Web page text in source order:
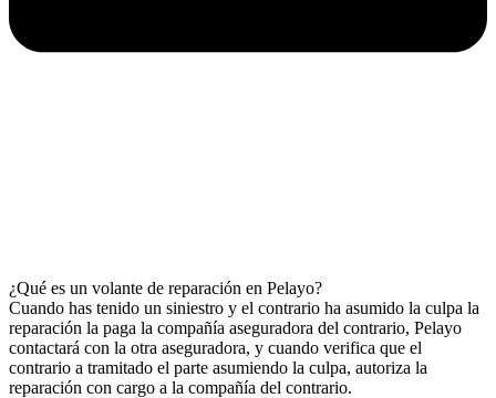
¿Qué es un volante de reparación en Pelayo?
Cuando has tenido un siniestro y el contrario ha asumido la culpa la
reparación la paga la compañía aseguradora del contrario, Pelayo
contactará con la otra aseguradora, y cuando verifica que el
contrario a tramitado el parte asumiendo la culpa, autoriza la
reparación con cargo a la compañía del contrario.